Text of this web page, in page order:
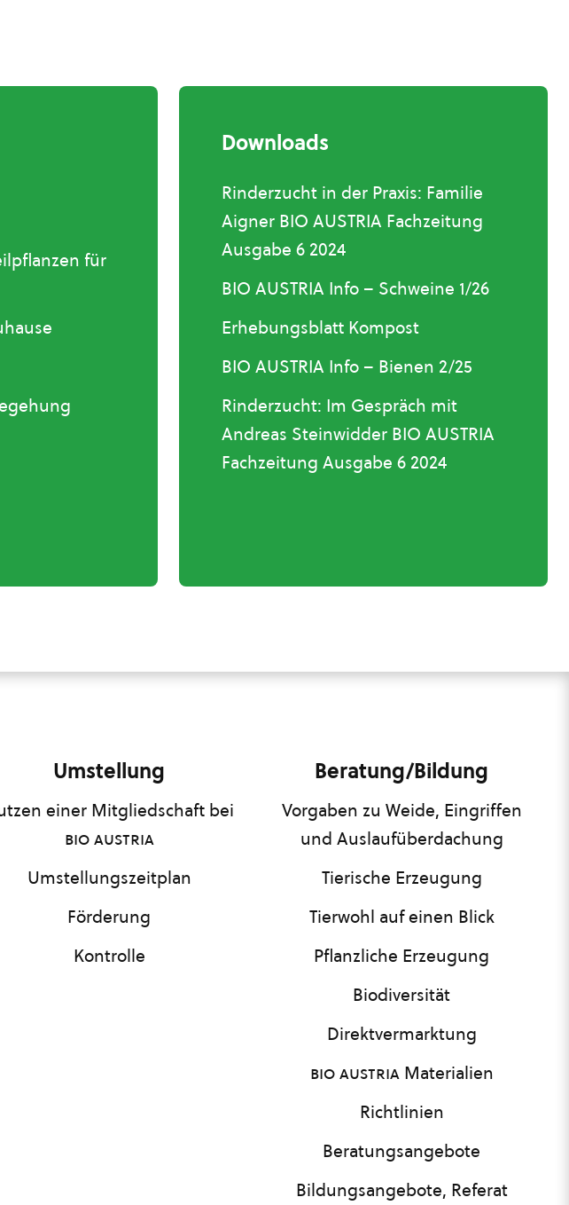
für
Downloads
Rinderzucht in der Praxis: Familie
Aigner BIO AUSTRIA Fachzeitung
Ausgabe 6 2024
BIO AUSTRIA Info – Schweine 1/26
Erhebungsblatt Kompost
BIO AUSTRIA Info – Bienen 2/25
Rinderzucht: Im Gespräch mit
Andreas Steinwidder BIO AUSTRIA
Fachzeitung Ausgabe 6 2024
Umstellung
einer Mitgliedschaft bei
bio austria
Umstellungszeitplan
Förderung
Kontrolle
Beratung/Bildung
Vorgaben zu Weide, Eingriffen
und Auslaufüberdachung
Tierische Erzeugung
Tierwohl auf einen Blick
Pflanzliche Erzeugung
Biodiversität
Direktvermarktung
bio austriaMaterialien
Richtlinien
Beratungsangebote
Bildungsangebote, Referat